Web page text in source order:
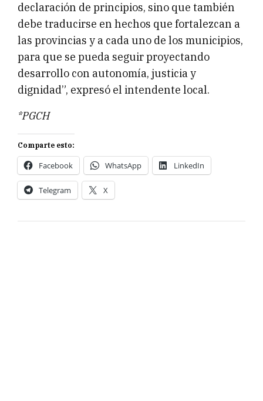
declaración de principios, sino que también
debe traducirse en hechos que fortalezcan a
las provincias y a cada uno de los municipios,
para que se pueda seguir proyectando
desarrollo con autonomía, justicia y
dignidad”, expresó el intendente local.
*PGCH
Comparte esto:
Facebook WhatsApp LinkedIn
Telegram X